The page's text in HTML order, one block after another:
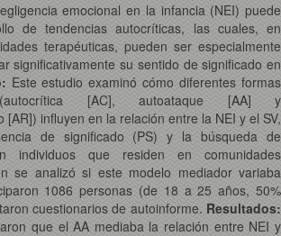
emocional en la infancia (NEI) puede
de tendencias autocríticas, las cuales, en
terapéuticas, pueden ser especialmente
significativamente su sentido de significado en
Este estudio examinó cómo diferentes formas
[AC], autoataque [AA] y
influyen en la relación entre la NEI y el SV,
de significado (PS) y la búsqueda de
individuos que residen en comunidades
se analizó si este modelo mediador variaba
1086 personas (de 18 a 25 años, 50%
cuestionarios de autoinforme. Resultados:
que el AA mediaba la relación entre NEI y